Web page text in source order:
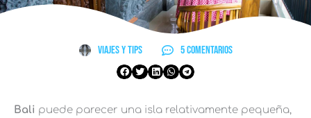
Viajes y Tips 5 comentarios
Bali puede parecer una isla relativamente pequeña,